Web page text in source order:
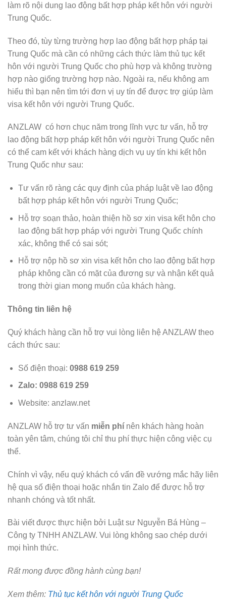
làm rõ nội dung lao động bất hợp pháp kết hôn với người
Trung Quốc.
Theo đó, tùy từng trường hợp lao động bất hợp pháp tại
Trung Quốc mà cần có những cách thức làm thủ tục kết
hôn với người Trung Quốc cho phù hợp và không trường
hợp nào giống trường hợp nào. Ngoài ra, nếu không am
hiểu thì bạn nên tìm tới đơn vị uy tín để được trợ giúp làm
visa kết hôn với người Trung Quốc.
ANZLAW có hơn chục năm trong lĩnh vực tư vấn, hỗ trợ
lao động bất hợp pháp kết hôn với người Trung Quốc nên
có thể cam kết với khách hàng dịch vụ uy tín khi kết hôn
Trung Quốc như sau:
Tư vấn rõ ràng các quy định của pháp luật về lao động
bất hợp pháp kết hôn với người Trung Quốc;
Hỗ trợ soạn thảo, hoàn thiện hồ sơ xin visa kết hôn cho
lao động bất hợp pháp với người Trung Quốc chính
xác, không thể có sai sót;
Hỗ trợ nộp hồ sơ xin visa kết hôn cho lao động bất hợp
pháp không cần có mặt của đương sự và nhận kết quả
trong thời gian mong muốn của khách hàng.
Thông tin liên hệ
Quý khách hàng cần hỗ trợ vui lòng liên hệ ANZLAW theo
cách thức sau:
Số điện thoại: 0988 619 259
Zalo: 0988 619 259
Website: anzlaw.net
ANZLAW hỗ trợ tư vấn miễn phí nên khách hàng hoàn
toàn yên tâm, chúng tôi chỉ thu phí thực hiện công việc cụ
thể.
Chính vì vậy, nếu quý khách có vấn đề vướng mắc hãy liên
hệ qua số điện thoại hoặc nhắn tin Zalo để được hỗ trợ
nhanh chóng và tốt nhất.
Bài viết được thực hiện bởi Luật sư Nguyễn Bá Hùng –
Công ty TNHH ANZLAW. Vui lòng không sao chép dưới
mọi hình thức.
Rất mong được đồng hành cùng bạn!
Xem thêm: Thủ tục kết hôn với người Trung Quốc